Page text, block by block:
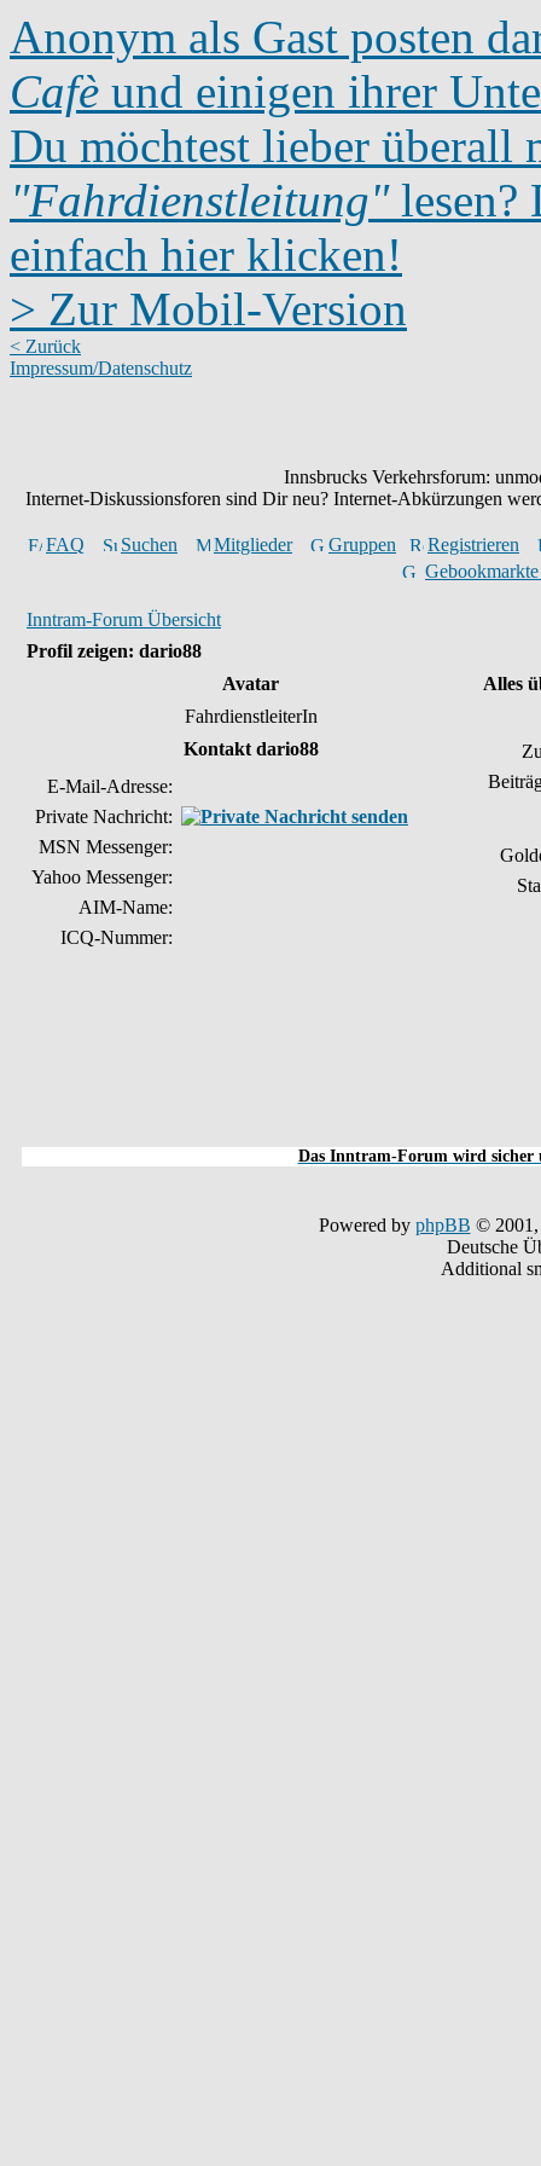
Anonym als Gast posten
Cafè und einigen ihrer
Du möchtest lieber überall
"Fahrdienstleitung"lesen?
einfach hier klicken!
> Zur Mobil-Version
< Zurück
Impressum/Datenschutz
Innsbrucks Verkehrsforum:
Internet-Diskussionsforen sind Dir neu? Internet-Abkürzungen
FAQ Suchen Mitglieder Gruppen
Registrieren
Inntram-Forum Übersicht
Profil zeigen: dario88
Avatar
Alles
FahrdienstleiterIn
Kontakt dario88
E-Mail-Adresse:
Private Nachricht:
MSN Messenger:
Yahoo Messenger:
AIM-Name:
ICQ-Nummer:
Das Inntram-Forum wird sicher
Powered by phpBB © 2001,
Deutsche
Additional